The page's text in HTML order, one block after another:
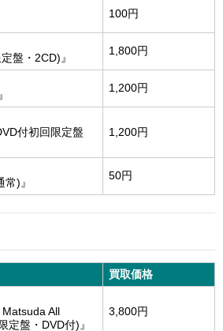
100円
盤・2CD)』
1,800円
1,200円
付初回限定盤
1,200円
)』
50円
買取価格
Matsuda All
定盤・DVD付)』
3,800円
ンまたは背景をクリックで閉じます